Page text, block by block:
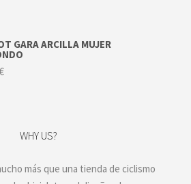
GARA ARCILLA MUJER
€
WHY US?
más que una tienda de ciclismo